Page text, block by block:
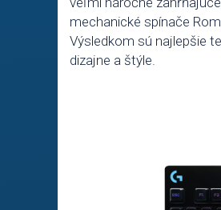
mechanické spínače
Výsledkom sú najlepšie
dizajne a štýle.